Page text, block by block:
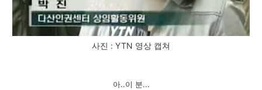
사진 : YTN 영상 캡쳐
아..이 분...